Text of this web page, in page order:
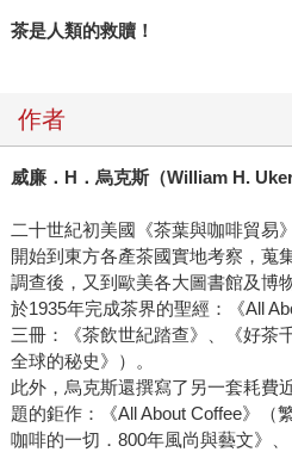
茶是人類的救贖！
作者
威廉．H．烏克斯（William H.
二十世紀初美國《茶葉與咖啡貿易
開始到東方各產茶國實地考察，蒐
調查後，又到歐美各大圖書館及博
於1935年完成茶界的聖經：《All
三冊：《茶飲世紀踏查》、《好茶
全球的秘史》）。
此外，烏克斯還撰寫了另一套耗費
題的鉅作：《All About Coffee》（
咖啡的一切．800年風尚與藝文》